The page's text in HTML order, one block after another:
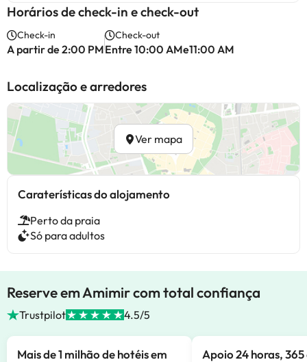
Horários de check-in e check-out
Check-in
A partir de 2:00 PM
Check-out
Entre 10:00 AMe11:00 AM
Localização e arredores
Ver mapa
Caraterísticas do alojamento
Perto da praia
Só para adultos
Reserve em Amimir com total confiança
Trustpilot 4.5/5
Mais de 1 milhão de hotéis em
Apoio 24 horas,